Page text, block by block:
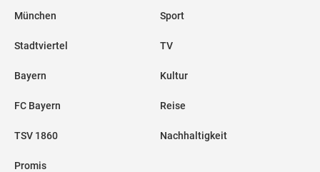
München
Stadtviertel
Bayern
FC Bayern
TSV 1860
Promis
Sport
TV
Kultur
Reise
Nachhaltigkeit